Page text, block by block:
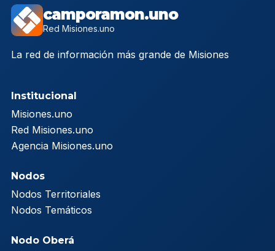
camporamon.uno
Red Misiones.uno
La red de información más grande de Misiones
Institucional
Misiones.uno
Red Misiones.uno
Agencia Misiones.uno
Nodos
Nodos Territoriales
Nodos Temáticos
Nodo Oberá